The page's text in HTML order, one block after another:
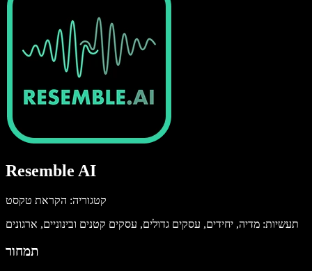
Resemble AI
קטגוריה: הקראת טקסט
תעשיות: מדיה, יחידים, עסקים גדולים, עסקים קטנים ובינוניים, ארגונים
תמחור